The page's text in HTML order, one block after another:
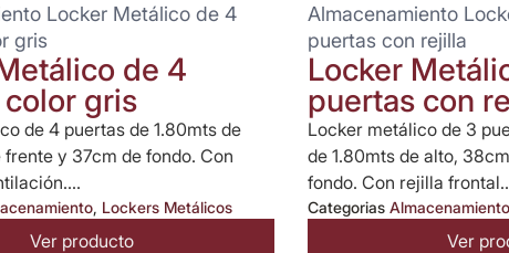
Locker Metálico de 4
gris
de 4
gris
de 4 puertas de 1.80mts de
y 37cm de fondo. Con
, Lockers Metálicos
Ver producto
Almacenamiento
puertas con rejilla
Locker
puertas con
Locker metálico de 3
de 1.80mts de alto,
fondo. Con rejilla
Categorias Almacenamiento
Ver